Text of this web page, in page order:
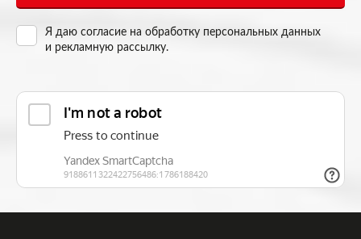
Я даю согласие на обработку персональных данных
и рекламную рассылку.